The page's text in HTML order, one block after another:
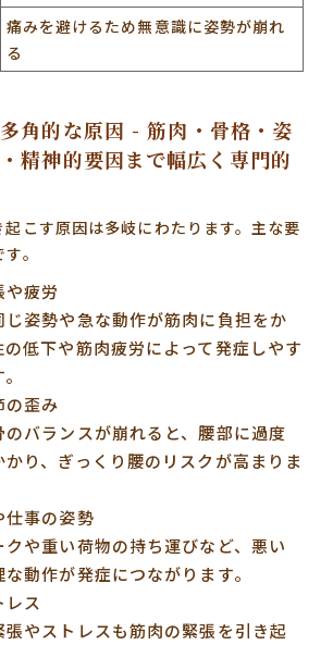
痛みを避けるため無意識に姿勢が崩れ
る
角的な原因 - 筋肉・骨格・姿
精神的要因まで幅広く専門的
起こす原因は多岐にわたります。主な要
。
や疲労
じ姿勢や急な動作が筋肉に負担をか
の低下や筋肉疲労によって発症しやす
の歪み
のバランスが崩れると、腰部に過度
かり、ぎっくり腰のリスクが高まりま
仕事の姿勢
クや重い荷物の持ち運びなど、悪い
動作が発症につながります。
ス
張やストレスも筋肉の緊張を引き起